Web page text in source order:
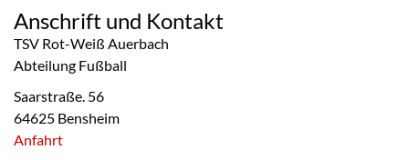
Anschrift und Kontakt
TSV Rot-Weiß Auerbach
Abteilung Fußball
Saarstraße. 56
64625 Bensheim
Anfahrt